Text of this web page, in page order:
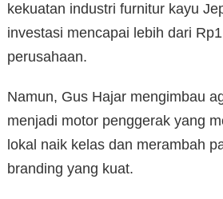
kekuatan industri furnitur kayu
investasi mencapai lebih dari
perusahaan.
Namun, Gus Hajar mengimbau
menjadi motor penggerak yang
lokal naik kelas dan merambah
branding yang kuat.